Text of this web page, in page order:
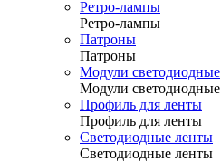
Ретро-лампы
Ретро-лампы
Патроны
Патроны
Модули светодиодные
Модули светодиодные
Профиль для ленты
Профиль для ленты
Светодиодные ленты
Светодиодные ленты